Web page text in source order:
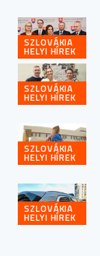
SZLOVÁKIA
HELYI HÍREK
SZLOVÁKIA
HELYI HÍREK
SZLOVÁKIA
HELYI HÍREK
SZLOVÁKIA
HELYI HÍREK